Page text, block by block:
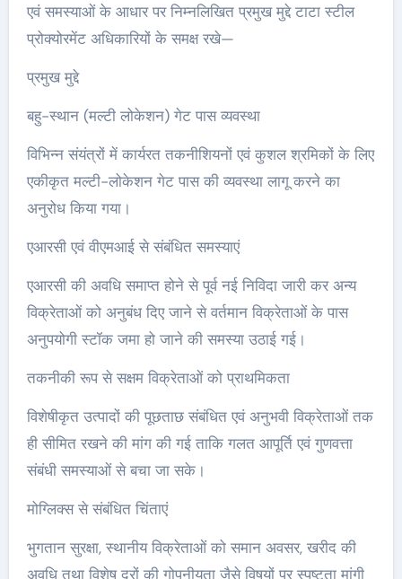
एवं समस्याओं के आधार पर निम्नलिखित प्रमुख मुद्दे टाटा स्टील
प्रोक्योरमेंट अधिकारियों के समक्ष रखे—
प्रमुख मुद्दे
बहु-स्थान (मल्टी लोकेशन) गेट पास व्यवस्था
विभिन्न संयंत्रों में कार्यरत तकनीशियनों एवं कुशल श्रमिकों के लिए
एकीकृत मल्टी-लोकेशन गेट पास की व्यवस्था लागू करने का
अनुरोध किया गया।
एआरसी एवं वीएमआई से संबंधित समस्याएं
एआरसी की अवधि समाप्त होने से पूर्व नई निविदा जारी कर अन्य
विक्रेताओं को अनुबंध दिए जाने से वर्तमान विक्रेताओं के पास
अनुपयोगी स्टॉक जमा हो जाने की समस्या उठाई गई।
तकनीकी रूप से सक्षम विक्रेताओं को प्राथमिकता
विशेषीकृत उत्पादों की पूछताछ संबंधित एवं अनुभवी विक्रेताओं तक
ही सीमित रखने की मांग की गई ताकि गलत आपूर्ति एवं गुणवत्ता
संबंधी समस्याओं से बचा जा सके।
मोग्लिक्स से संबंधित चिंताएं
भुगतान सुरक्षा, स्थानीय विक्रेताओं को समान अवसर, खरीद की
अवधि तथा विशेष दरों की गोपनीयता जैसे विषयों पर स्पष्टता मांगी